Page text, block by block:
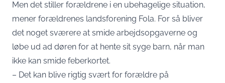
Men det stiller forældrene i en ubehagelige situation,
mener forældrenes landsforening Fola. For så bliver
det noget sværere at smide arbejdsopgaverne og
løbe ud ad døren for at hente sit syge barn, når man
ikke kan smide feberkortet.
– Det kan blive rigtig svært for forældre på